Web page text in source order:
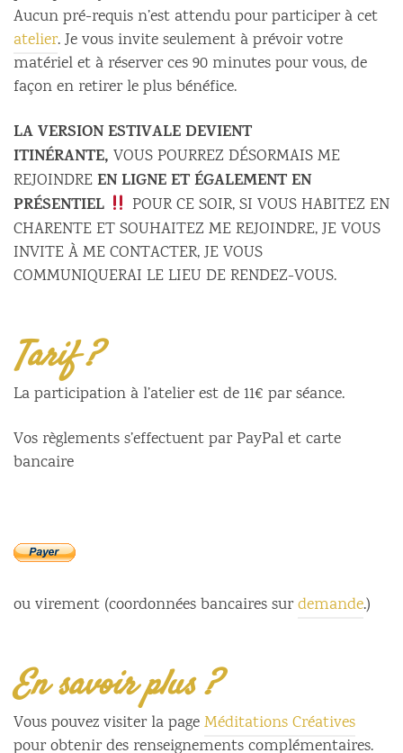
Aucun pré-requis n’est attendu pour participer à cet
atelier. Je vous invite seulement à prévoir votre
matériel et à réserver ces 90 minutes pour vous, de
façon en retirer le plus bénéfice.
LA VERSION ESTIVALE DEVIENT
ITINÉRANTE, VOUS POURREZ DÉSORMAIS ME
REJOINDREEN LIGNE ET ÉGALEMENT EN
PRÉSENTIEL
POUR CE SOIR, SI VOUS HABITEZ EN
CHARENTE ET SOUHAITEZ ME REJOINDRE, JE VOUS
INVITE À ME CONTACTER, JE VOUS
COMMUNIQUERAI LE LIEU DE RENDEZ-VOUS.
Tarif ?
La participation à l’atelier est de 11€ par séance.
Vos règlements s’effectuent par PayPal et carte
bancaire
ou virement (coordonnées bancaires surdemande.)
En savoir plus ?
Vous pouvez visiter la pageMéditations Créatives
pour obtenir des renseignements complémentaires.